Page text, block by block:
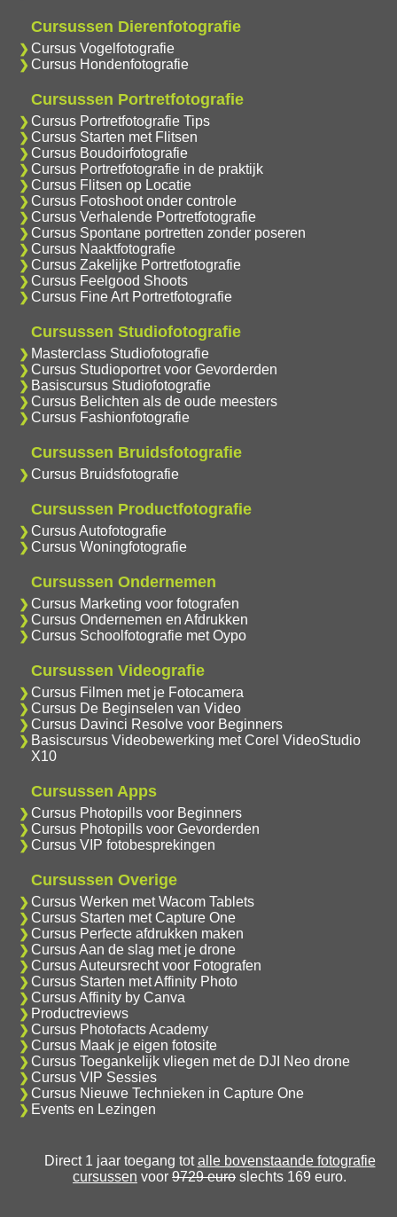
Cursussen Dierenfotografie
Cursus Vogelfotografie
Cursus Hondenfotografie
Cursussen Portretfotografie
Cursus Portretfotografie Tips
Cursus Starten met Flitsen
Cursus Boudoirfotografie
Cursus Portretfotografie in de praktijk
Cursus Flitsen op Locatie
Cursus Fotoshoot onder controle
Cursus Verhalende Portretfotografie
Cursus Spontane portretten zonder poseren
Cursus Naaktfotografie
Cursus Zakelijke Portretfotografie
Cursus Feelgood Shoots
Cursus Fine Art Portretfotografie
Cursussen Studiofotografie
Masterclass Studiofotografie
Cursus Studioportret voor Gevorderden
Basiscursus Studiofotografie
Cursus Belichten als de oude meesters
Cursus Fashionfotografie
Cursussen Bruidsfotografie
Cursus Bruidsfotografie
Cursussen Productfotografie
Cursus Autofotografie
Cursus Woningfotografie
Cursussen Ondernemen
Cursus Marketing voor fotografen
Cursus Ondernemen en Afdrukken
Cursus Schoolfotografie met Oypo
Cursussen Videografie
Cursus Filmen met je Fotocamera
Cursus De Beginselen van Video
Cursus Davinci Resolve voor Beginners
Basiscursus Videobewerking met Corel VideoStudio
X10
Cursussen Apps
Cursus Photopills voor Beginners
Cursus Photopills voor Gevorderden
Cursus VIP fotobesprekingen
Cursussen Overige
Cursus Werken met Wacom Tablets
Cursus Starten met Capture One
Cursus Perfecte afdrukken maken
Cursus Aan de slag met je drone
Cursus Auteursrecht voor Fotografen
Cursus Starten met Affinity Photo
Cursus Affinity by Canva
Productreviews
Cursus Photofacts Academy
Cursus Maak je eigen fotosite
Cursus Toegankelijk vliegen met de DJI Neo drone
Cursus VIP Sessies
Cursus Nieuwe Technieken in Capture One
Events en Lezingen
Direct 1 jaar toegang totalle bovenstaande fotografie
cursussen voor 9729 euro slechts 169 euro.